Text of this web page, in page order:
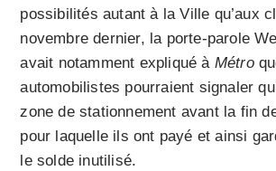
possibilités autant à la Ville qu’aux
novembre dernier, la porte-parole
avait notamment expliqué à Métro
automobilistes pourraient signaler
zone de stationnement avant la fin
pour laquelle ils ont payé et ainsi
le solde inutilisé.